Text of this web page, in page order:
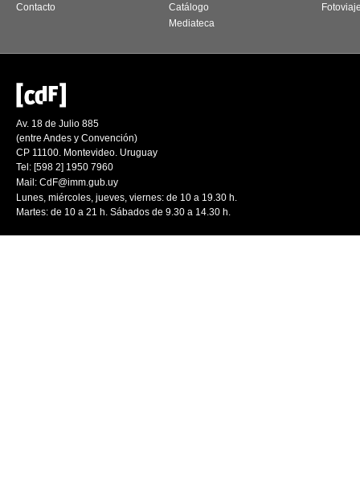
Contacto
Catálogo
Mediateca
Av. 18 de Julio 885
(entre Andes y Convención)
CP 11100. Montevideo. Uruguay
Tel: [598 2] 1950 7960
Mail: CdF@imm.gub.uy
Lunes, miércoles, jueves, viernes: de 10 a 19.30 h.
Martes: de 10 a 21 h. Sábados de 9.30 a 14.30 h.